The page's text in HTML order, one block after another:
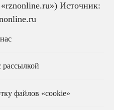
Источник:
рассылкой
файлов «cookie»